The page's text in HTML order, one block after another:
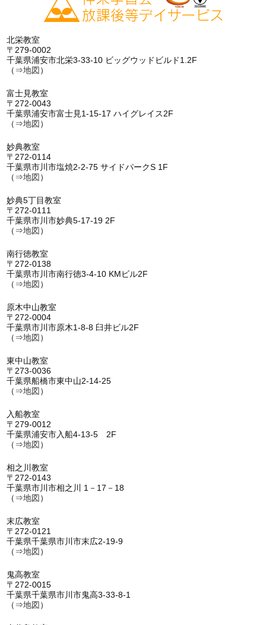
北栄教室
〒279-0002
千葉県浦安市北栄3-33-10 ビッグウッドビルド1.2F
（⇒地図 ）
富士見教室
〒272-0043
千葉県浦安市富士見1-15-17 ハイグレイス2F
（⇒地図 ）
妙典教室
〒272-0114
千葉県市川市塩焼2-2-75 サイドパークS 1F
（⇒地図 ）
妙典5丁目教室
〒272-0111
千葉県市川市妙典5-17-19 2F
（⇒地図 ）
南行徳教室
〒272-0138
千葉県市川市南行徳3-4-10 KMビル2F
（⇒地図 ）
原木中山教室
〒272-0004
千葉県市川市原木1-8-8 臼井ビル2F
（⇒地図 ）
東中山教室
〒273-0036
千葉県船橋市東中山2-14-25
（⇒地図 ）
入船教室
〒279-0012
千葉県浦安市入船4-13-5 2F
（⇒地図 ）
相之川教室
〒272-0143
千葉県市川市相之川 1－17－18
（⇒地図 ）
末広教室
〒272-0121
千葉県千葉県市川市末広2-19-9
（⇒地図 ）
鬼高教室
〒272-0015
千葉県千葉県市川市鬼高3-33-8-1
（⇒地図 ）